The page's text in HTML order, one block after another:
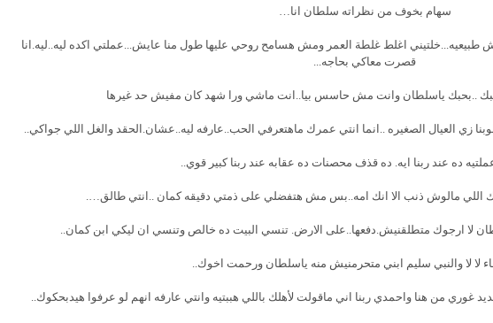
سهام بخوف من نظراته سلطان انا…
طبيعيه...خلتيني اغلط غلطة العمر ومش هسامح روحي عليها طول منا عايش...عملتي اكده ليه..ليه.انا
قصرت معاكي بحاجه...
..بحبك ياسلطان وانت مش حاسس بيا..انت ماشي ورا شهد كان مفيش حد غيرها
زي العيال الصغيره ..انما انتي عمرك ماهتعرفي الحب..عارفه ليه..عشان.الحقد والغل اللي جواكي..
ده عند ربنا ايه. ده قذف محصنات ده عقابه عند ربنا كبير قوي..
اللي مالوش ذنب الا انك امه..بس مش هتفضلي على ذمتي دقيقه كمان ..انتي طالق….
لا ارجوك متطلقنيش.دفعها..على الارض. تنسي البيت ده خالص وتنسي ان ليكي ابن كمان..
لا لا والنبي سليم ابني متحرمنيش منه ياسلطان ورحمت اخوك..
غوري من هنا واحمدي ربنا اني ماقولت لأهلك باللي هببتيه وانتي عارفه انهم لو عرفوا هيدبحكوك..